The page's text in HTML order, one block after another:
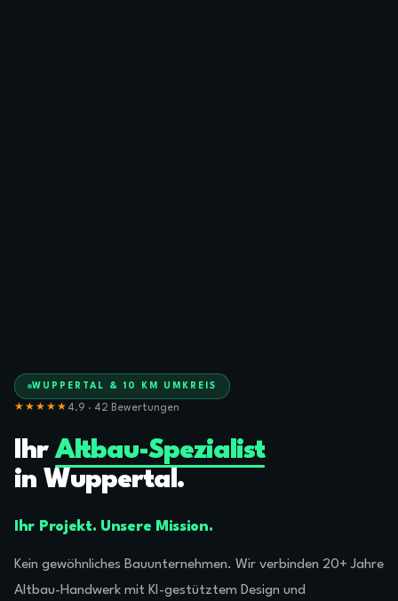
WUPPERTAL & 10 KM UMKREIS
★★★★★ 4.9 · 42 Bewertungen
IhrAltbau-Spezialist
in Wuppertal.
Ihr Projekt. Unsere Mission.
Kein gewöhnliches Bauunternehmen. Wir verbinden 20+ Jahre
Altbau-Handwerk mit KI-gestütztem Design und